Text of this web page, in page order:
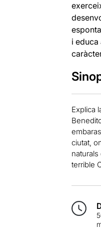
i educa
Explica
ciutat,
terrible